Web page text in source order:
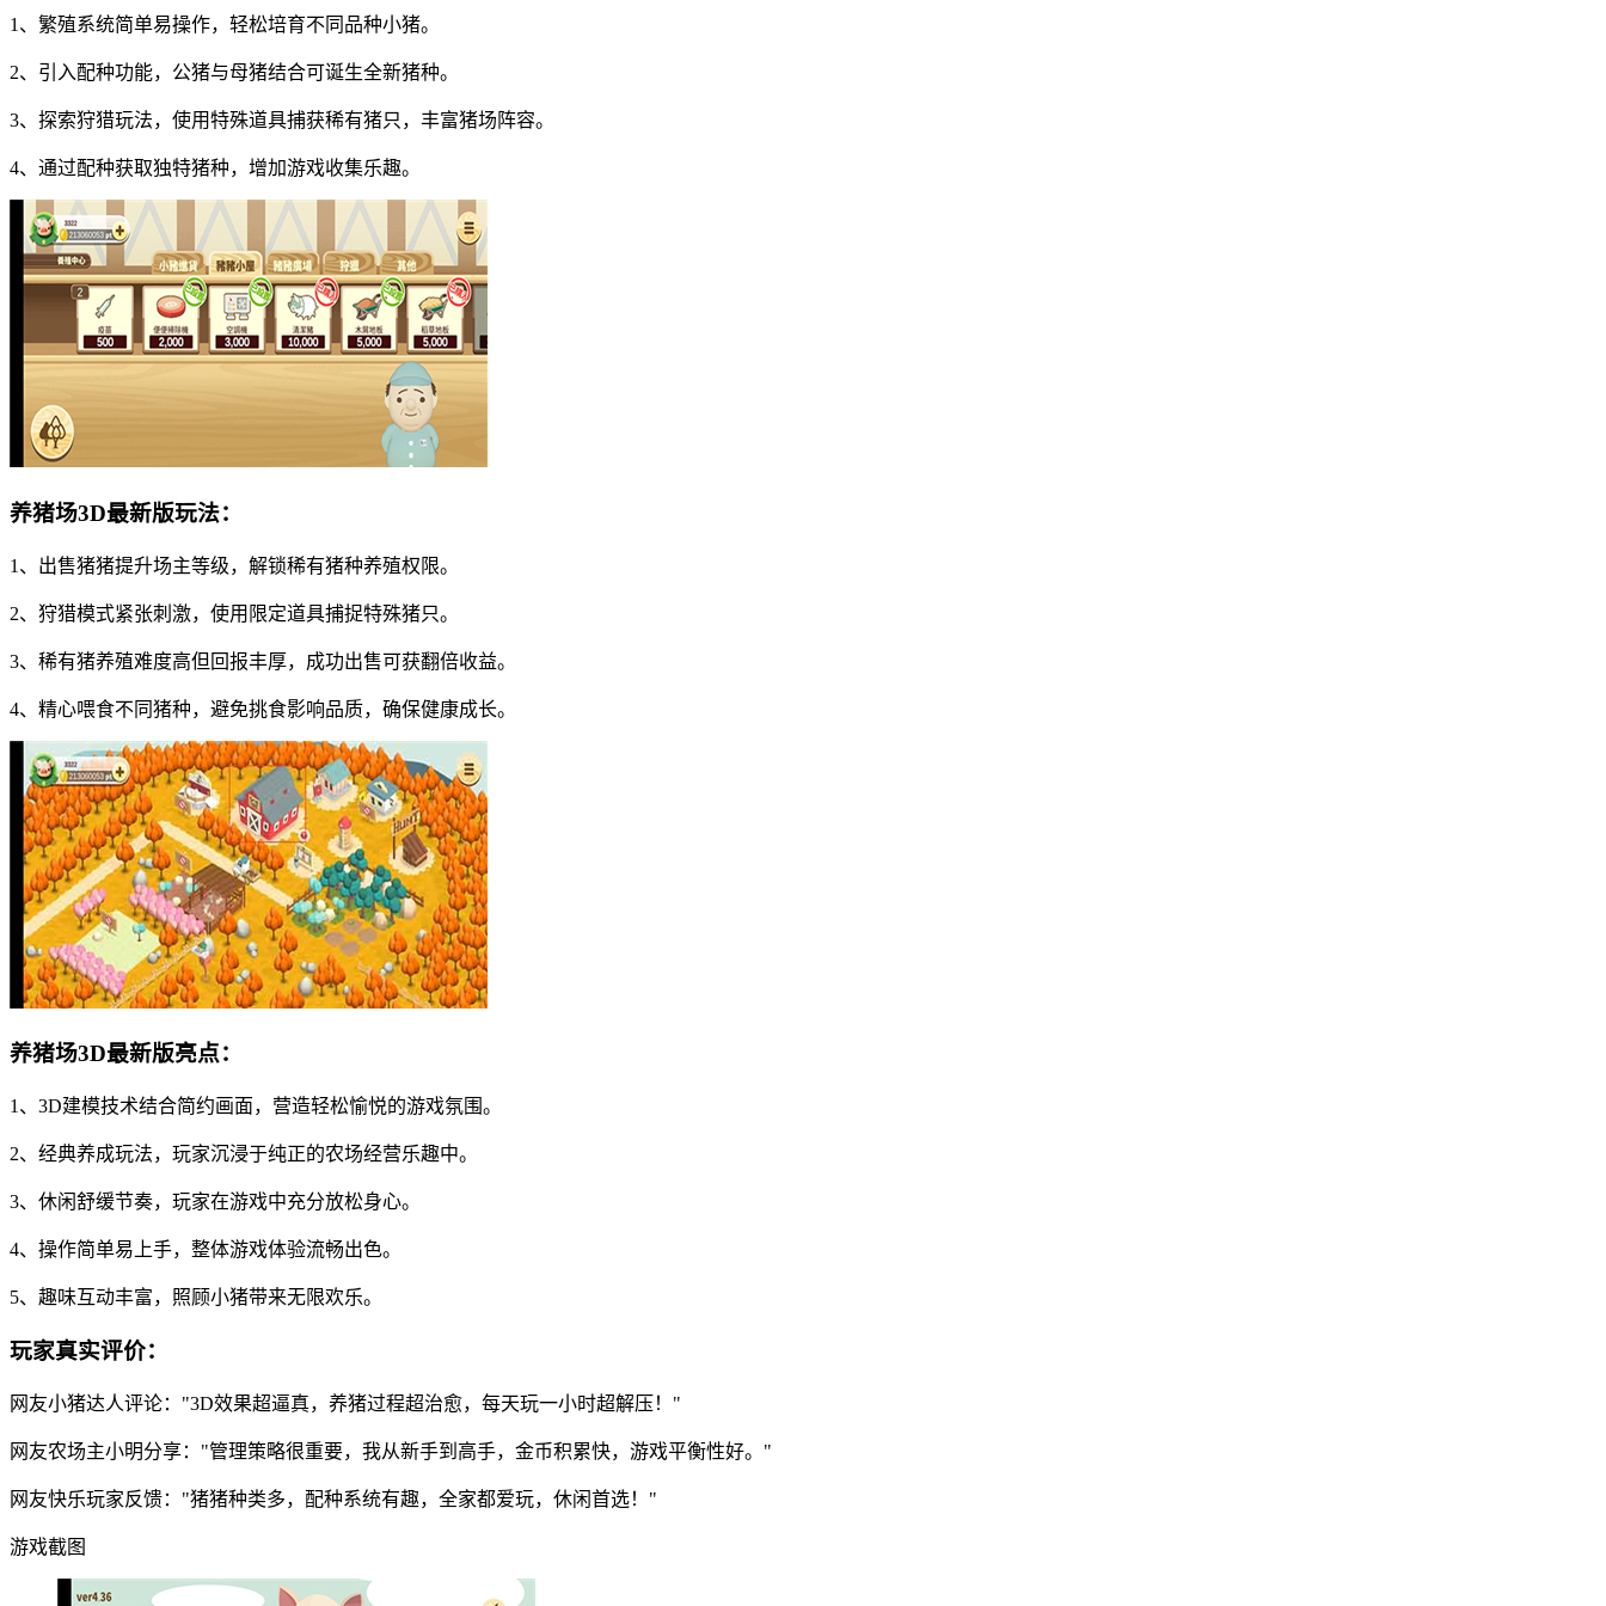
1、繁殖系统简单易操作，轻松培育不同品种小猪。
2、引入配种功能，公猪与母猪结合可诞生全新猪种。
3、探索狩猎玩法，使用特殊道具捕获稀有猪只，丰富猪场阵容。
4、通过配种获取独特猪种，增加游戏收集乐趣。
养猪场3D最新版玩法：
1、出售猪猪提升场主等级，解锁稀有猪种养殖权限。
2、狩猎模式紧张刺激，使用限定道具捕捉特殊猪只。
3、稀有猪养殖难度高但回报丰厚，成功出售可获翻倍收益。
4、精心喂食不同猪种，避免挑食影响品质，确保健康成长。
养猪场3D最新版亮点：
1、3D建模技术结合简约画面，营造轻松愉悦的游戏氛围。
2、经典养成玩法，玩家沉浸于纯正的农场经营乐趣中。
3、休闲舒缓节奏，玩家在游戏中充分放松身心。
4、操作简单易上手，整体游戏体验流畅出色。
5、趣味互动丰富，照顾小猪带来无限欢乐。
玩家真实评价：
网友小猪达人评论："3D效果超逼真，养猪过程超治愈，每天玩一小时超解压！"
网友农场主小明分享："管理策略很重要，我从新手到高手，金币积累快，游戏平衡性好。"
网友快乐玩家反馈："猪猪种类多，配种系统有趣，全家都爱玩，休闲首选！"
游戏截图